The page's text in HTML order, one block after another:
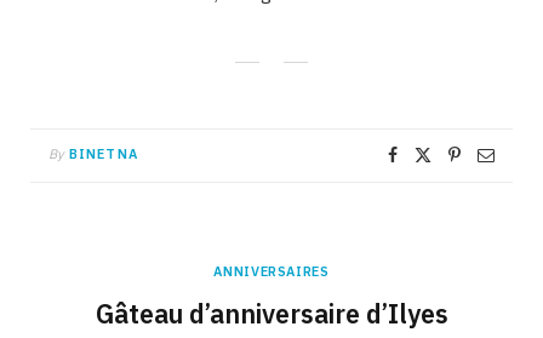
By BINETNA
ANNIVERSAIRES
Gâteau d’anniversaire d’Ilyes